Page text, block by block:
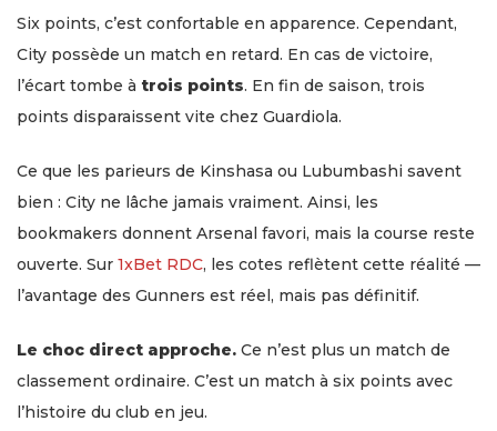
Six points, c’est confortable en apparence. Cependant,
City possède un match en retard. En cas de victoire,
l’écart tombe à trois points. En fin de saison, trois
points disparaissent vite chez Guardiola.
Ce que les parieurs de Kinshasa ou Lubumbashi savent
bien : City ne lâche jamais vraiment. Ainsi, les
bookmakers donnent Arsenal favori, mais la course reste
ouverte. Sur 1xBet RDC, les cotes reflètent cette réalité —
l’avantage des Gunners est réel, mais pas définitif.
Le choc direct approche. Ce n’est plus un match de
classement ordinaire. C’est un match à six points avec
l’histoire du club en jeu.